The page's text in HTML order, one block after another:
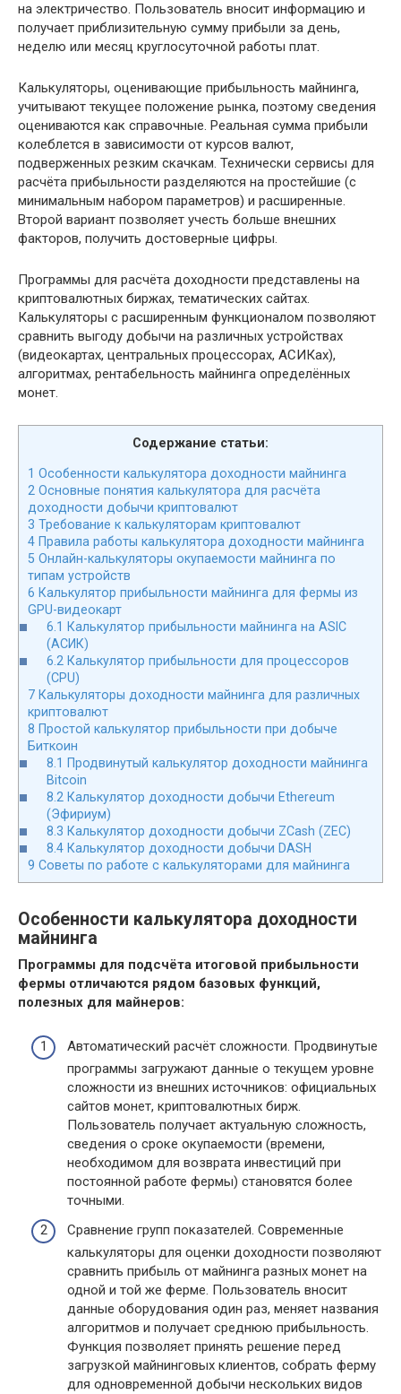
на электричество. Пользователь вносит информацию и
получает приблизительную сумму прибыли за день,
неделю или месяц круглосуточной работы плат.
Калькуляторы, оценивающие прибыльность майнинга,
учитывают текущее положение рынка, поэтому сведения
оцениваются как справочные. Реальная сумма прибыли
колеблется в зависимости от курсов валют,
подверженных резким скачкам. Технически сервисы для
расчёта прибыльности разделяются на простейшие (с
минимальным набором параметров) и расширенные.
Второй вариант позволяет учесть больше внешних
факторов, получить достоверные цифры.
Программы для расчёта доходности представлены на
криптовалютных биржах, тематических сайтах.
Калькуляторы с расширенным функционалом позволяют
сравнить выгоду добычи на различных устройствах
(видеокартах, центральных процессорах, АСИКах),
алгоритмах, рентабельность майнинга определённых
монет.
Содержание статьи:
1 Особенности калькулятора доходности майнинга
2 Основные понятия калькулятора для расчёта
доходности добычи криптовалют
3 Требование к калькуляторам криптовалют
4 Правила работы калькулятора доходности майнинга
5 Онлайн-калькуляторы окупаемости майнинга по
типам устройств
6 Калькулятор прибыльности майнинга для фермы из
GPU-видеокарт
6.1 Калькулятор прибыльности майнинга на ASIC
(АСИК)
6.2 Калькулятор прибыльности для процессоров
(CPU)
7 Калькуляторы доходности майнинга для различных
криптовалют
8 Простой калькулятор прибыльности при добыче
Биткоин
8.1 Продвинутый калькулятор доходности майнинга
Bitcoin
8.2 Калькулятор доходности добычи Ethereum
(Эфириум)
8.3 Калькулятор доходности добычи ZCash (ZEC)
8.4 Калькулятор доходности добычи DASH
9 Советы по работе с калькуляторами для майнинга
Особенности калькулятора доходности
майнинга
Программы для подсчёта итоговой прибыльности
фермы отличаются рядом базовых функций,
полезных для майнеров:
Автоматический расчёт сложности. Продвинутые
программы загружают данные о текущем уровне
сложности из внешних источников: официальных
сайтов монет, криптовалютных бирж.
Пользователь получает актуальную сложность,
сведения о сроке окупаемости (времени,
необходимом для возврата инвестиций при
постоянной работе фермы) становятся более
точными.
Сравнение групп показателей. Современные
калькуляторы для оценки доходности позволяют
сравнить прибыль от майнинга разных монет на
одной и той же ферме. Пользователь вносит
данные оборудования один раз, меняет названия
алгоритмов и получает среднюю прибыльность.
Функция позволяет принять решение перед
загрузкой майнинговых клиентов, собрать ферму
для одновременной добычи нескольких видов